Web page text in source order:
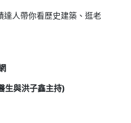
達人帶你看歷史建築、逛老
生與洪子鑫主持)